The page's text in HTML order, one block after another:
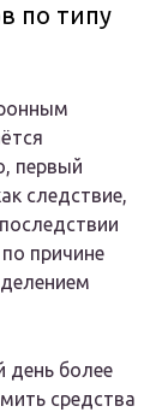
по типу
первый
следствие,
причине
день более
средства